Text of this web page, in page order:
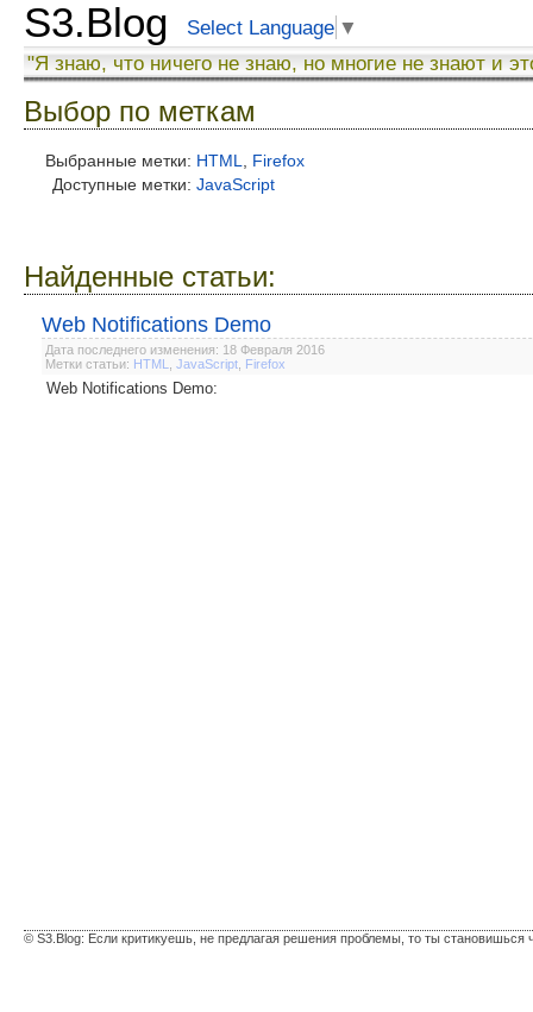
S3.Blog Select Language ▼
"Я знаю, что ничего не знаю, но многие не знают и
Выбор по меткам
Выбранные метки: HTML
Firefox
Доступные метки: JavaScript
Найденные статьи:
Web Notifications Demo
Дата последнего изменения: 18 Февраля 2016
Метки статьи: HTML JavaScript Firefox
Web Notifications Demo:
© S3.Blog: Если критикуешь, не предлагая решения проблемы, то ты становишься